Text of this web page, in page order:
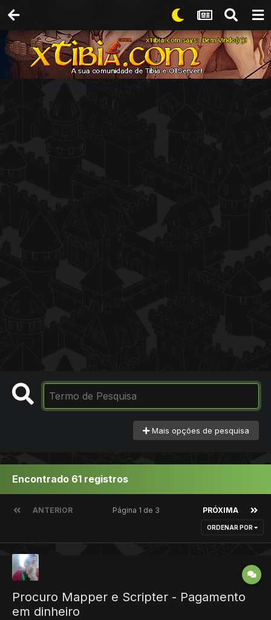
Mais opções de pesquisa
Encontrado 61 registros
ANTERIOR PRÓXIMA
Página 1 de 3
ORDENAR POR
Procuro Mapper e Scripter - Pagamento
em dinheiro